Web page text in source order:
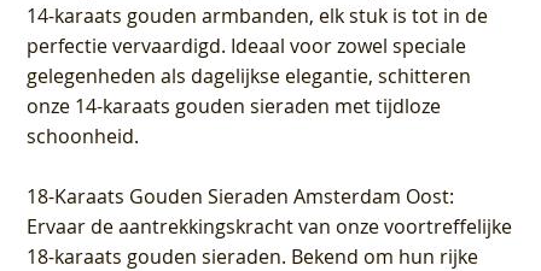
14-karaats gouden armbanden, elk stuk is tot in de
perfectie vervaardigd. Ideaal voor zowel speciale
gelegenheden als dagelijkse elegantie, schitteren
onze 14-karaats gouden sieraden met tijdloze
schoonheid.
18-Karaats Gouden Sieraden Amsterdam Oost:
Ervaar de aantrekkingskracht van onze voortreffelijke
18-karaats gouden sieraden. Bekend om hun rijke